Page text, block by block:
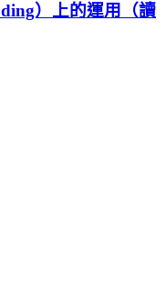
）上的運用（讀